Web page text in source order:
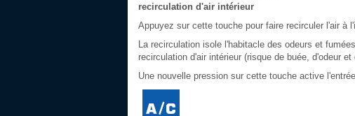
recirculation d'air intérieur
Appuyez sur cette touche pour faire recirculer l'air à
La recirculation isole l'habitacle des odeurs et
recirculation d'air intérieur (risque de buée, d'odeur et
Une nouvelle pression sur cette touche active